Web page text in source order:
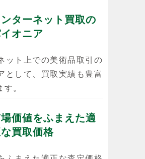
ターネット買取の
オニア
ット上での美術品取引の
として、買取実績も豊富
す。
価値をふまえた適
買取価格